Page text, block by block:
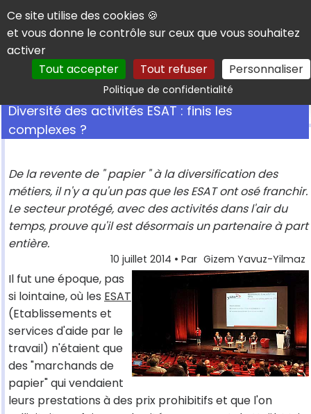
Panneau de gestion des cookies
Ce site utilise des cookies 🍪
et vous donne le contrôle sur ceux que vous souhaitez
activer
Tout accepter
Tout refuser Personnaliser
Politique de confidentialitéRechercher
Diversité des activités ESAT : finis les
complexes ?
De la revente de " papier " à la diversification des
métiers, il n'y a qu'un pas que les ESAT ont osé franchir.
Le secteur protégé, avec des activités dans l'air du
temps, prouve qu'il est désormais un partenaire à part
entière.
10 juillet 2014 • Par Gizem Yavuz-Yilmaz
Il fut une époque, pas
si lointaine, où les ESAT
(Etablissements et
services d'aide par le
travail) n'étaient que
des "marchands de
papier" qui vendaient
leurs prestations à des prix prohibitifs et que l'on